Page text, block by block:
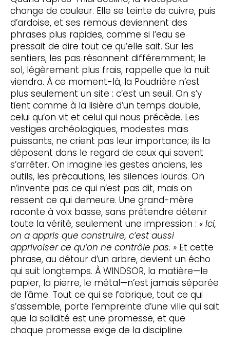
change de couleur. Elle se teinte de cuivre, puis
d’ardoise, et ses remous deviennent des
phrases plus rapides, comme si l’eau se
pressait de dire tout ce qu’elle sait. Sur les
sentiers, les pas résonnent différemment; le
sol, légèrement plus frais, rappelle que la nuit
viendra. À ce moment-là, la Poudrière n’est
plus seulement un site : c’est un seuil. On s’y
tient comme à la lisière d’un temps double,
celui qu’on vit et celui qui nous précède. Les
vestiges archéologiques, modestes mais
puissants, ne crient pas leur importance; ils la
déposent dans le regard de ceux qui savent
s’arrêter. On imagine les gestes anciens, les
outils, les précautions, les silences lourds. On
n’invente pas ce qui n’est pas dit, mais on
ressent ce qui demeure. Une grand-mère
raconte à voix basse, sans prétendre détenir
toute la vérité, seulement une impression : « Ici,
on a appris que construire, c’est aussi
apprivoiser ce qu’on ne contrôle pas. »Et cette
phrase, au détour d’un arbre, devient un écho
qui suit longtemps. À WINDSOR, la matière—le
papier, la pierre, le métal—n’est jamais séparée
de l’âme. Tout ce qui se fabrique, tout ce qui
s’assemble, porte l’empreinte d’une ville qui sait
que la solidité est une promesse, et que
chaque promesse exige de la discipline.